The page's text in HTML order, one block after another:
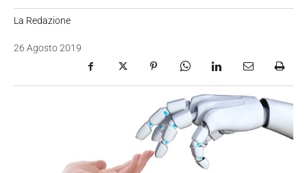
La Redazione
26 Agosto 2019